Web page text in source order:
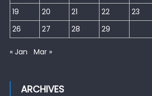
19
20 21 22 23
26
27 28 29
« Jan Mar »
ARCHIVES